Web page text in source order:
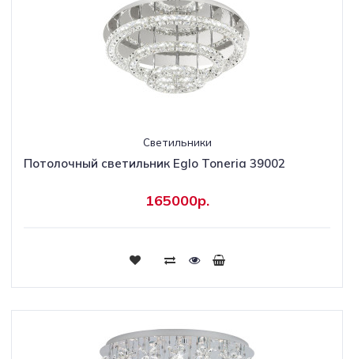
Светильники
Потолочный светильник Eglo Toneria 39002
165000р.